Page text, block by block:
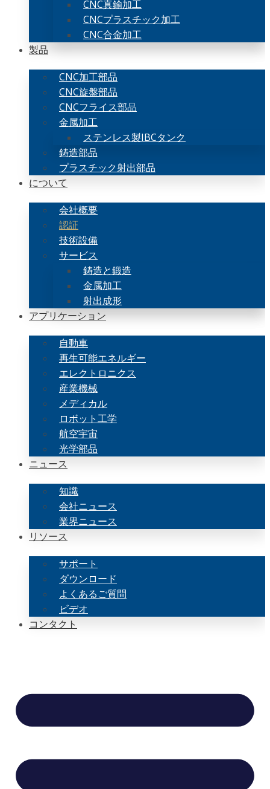
CNC真鍮加工
CNCプラスチック加工
CNC合金加工
製品
CNC加工部品
CNC旋盤部品
CNCフライス部品
金属加工
ステンレス製IBCタンク
鋳造部品
プラスチック射出部品
について
会社概要
認証
技術設備
サービス
鋳造と鍛造
金属加工
射出成形
アプリケーション
自動車
再生可能エネルギー
エレクトロニクス
産業機械
メディカル
ロボット工学
航空宇宙
光学部品
ニュース
知識
会社ニュース
業界ニュース
リソース
サポート
ダウンロード
よくあるご質問
ビデオ
コンタクト